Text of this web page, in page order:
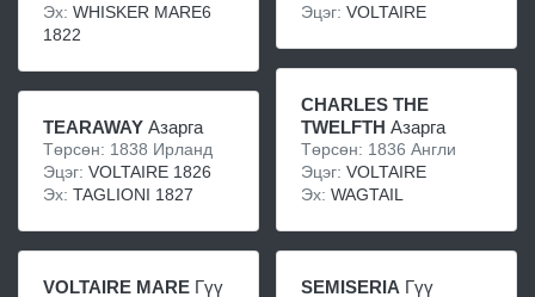
Эх: WHISKER MARE6
1822
TEARAWAY Азарга
Төрсөн: 1838 Ирланд
Эцэг: VOLTAIRE 1826
Эх: TAGLIONI 1827
VOLTAIRE MARE Гүү
Эцэг: VOLTAIRE
CHARLES THE
TWELFTH Азарга
Төрсөн: 1836 Англи
Эцэг: VOLTAIRE
Эх: WAGTAIL
SEMISERIA Гүү